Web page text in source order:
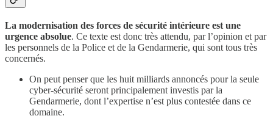
La modernisation des forces de sécurité intérieure est une
urgence absolue. Ce texte est donc très attendu, par l’opinion et par
les personnels de la Police et de la Gendarmerie, qui sont tous très
concernés.
On peut penser que les huit milliards annoncés pour la seule
cyber-sécurité seront principalement investis par la
Gendarmerie, dont l’expertise n’est plus contestée dans ce
domaine.